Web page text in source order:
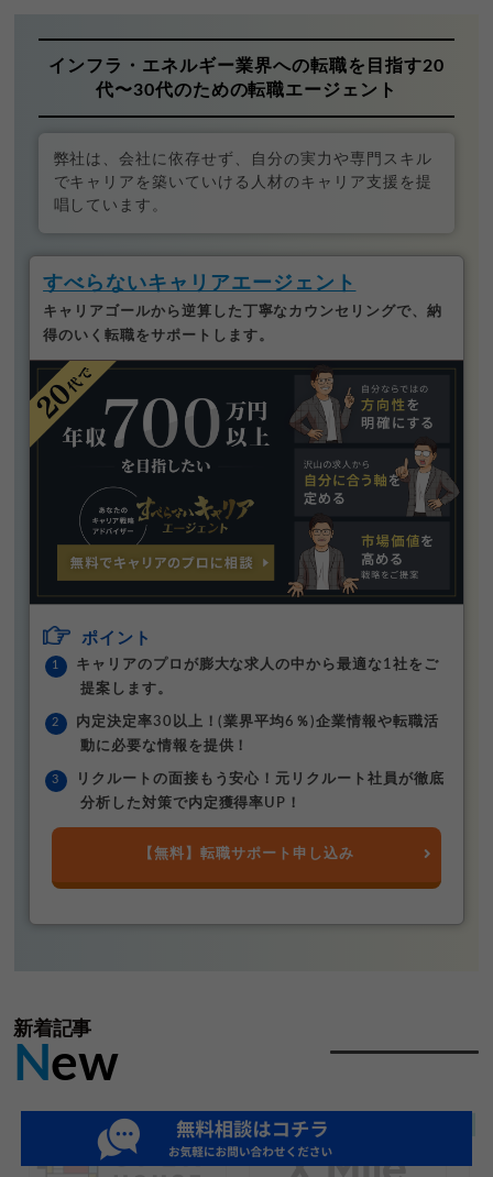
インフラ・エネルギー業界への転職を目指す20
代〜30代のための転職エージェント
弊社は、会社に依存せず、自分の実力や専門スキル
でキャリアを築いていける人材のキャリア支援を提
唱しています。
すべらないキャリアエージェント
キャリアゴールから逆算した丁寧なカウンセリングで、納
得のいく転職をサポートします。
ポイント
キャリアのプロが膨大な求人の中から最適な1社をご
提案します。
内定決定率30以上！(業界平均6％)企業情報や転職活
動に必要な情報を提供！
リクルートの面接もう安心！元リクルート社員が徹底
分析した対策で内定獲得率UP！
【無料】転職サポート申し込み
新着記事
New